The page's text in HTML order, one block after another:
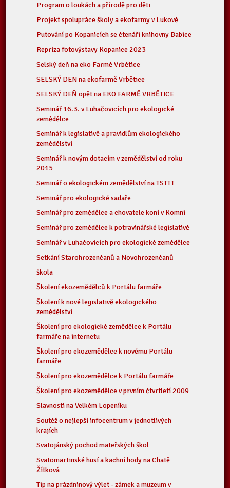
Program o loukách a přírodě pro děti
Projekt spolupráce školy a ekofarmy v Lukově
Putování po Kopanicích se čtenáři knihovny Babice
Repríza fotovýstavy Kopanice 2023
Selský deň na eko Farmě Vrbětice
SELSKÝ DEN na ekofarmě Vrbětice
SELSKÝ DEŇ opět na EKO FARMĚ VRBĚTICE
Seminář 16.3. v Luhačovicích pro ekologické
zemědělce
Seminář k legislativě a pravidlům ekologického
zemědělství
Seminář k novým dotacím v zemědělství od roku
2015
Seminář o ekologickém zemědělství na TSTTT
Seminář pro ekologické sadaře
Seminář pro zemědělce a chovatele koní v Komni
Seminář pro zemědělce k potravinářské legislativě
Seminář v Luhačovicích pro ekologické zemědělce
Setkání Starohrozenčanů a Novohrozenčanů
škola
Školení ekozemědělců k Portálu farmáře
Školení k nové legislativě ekologického
zemědělství
Školení pro ekologické zemědělce k Portálu
farmáře na internetu
Školení pro ekozemědělce k novému Portálu
farmáře
Školení pro ekozemědělce k Portálu farmáře
Školení pro ekozemědělce v prvním čtvrtletí 2009
Slavnosti na Velkém Lopeníku
Soutěž o nejlepší infocentrum v jednotlivých
krajích
Svatojánský pochod mateřských škol
Svatomartinské husí a kachní hody na Chatě
Žítková
Tip na prázdninový výlet - zámek a muzeum v